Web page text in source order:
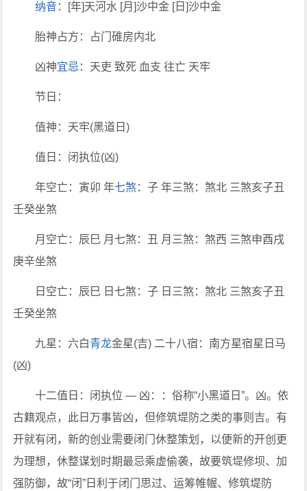
纳音：[年]天河水 [月]沙中金 [日]沙中金
胎神占方：占门碓房内北
凶神宜忌 ：天吏 致死 血支 往亡 天牢
节日：
值神：天牢(黑道日)
值日：闭执位(凶)
年空亡：寅卯 年七煞：子 年三煞：煞北 三煞亥子丑
壬癸坐煞
月空亡：辰巳 月七煞：丑 月三煞：煞西 三煞申酉戌
庚辛坐煞
日空亡：辰巳 日七煞：子 日三煞：煞北 三煞亥子丑
壬癸坐煞
九星：六白青龙金星(吉) 二十八宿：南方星宿星日马
(凶)
十二值日：闭执位 — 凶：：俗称“小黑道日”。凶。依
古籍观点，此日万事皆凶，但修筑堤防之类的事则吉。有
开就有闭，新的创业需要闭门休整策划，以便新的开创更
为理想，休整谋划时期最忌乘虚偷袭，故要筑堤修坝、加
强防御，故“闭”日利于闭门思过、运筹帷幄、修筑堤防